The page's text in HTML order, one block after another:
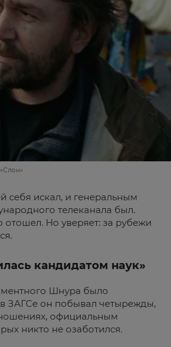
себя искал, и генеральным
телеканала был.
отошел. Но уверяет: за рубежи
кандидатом наук»
Шнура было
ЗАГСе он побывал четырежды,
официальным
никто не озаботился.